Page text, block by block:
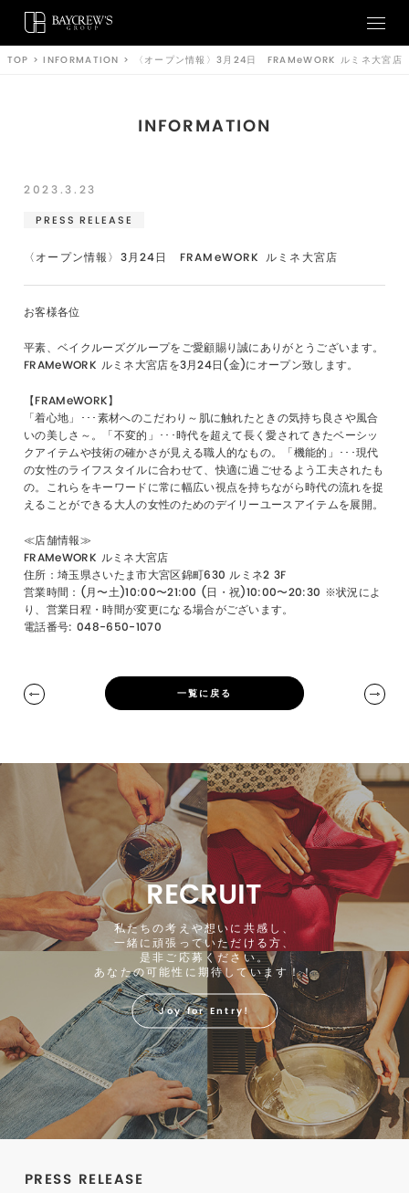
TOP >INFORMATION > 〈オープン情報〉3月24日 FRAMeWORK ⁡ルミネ大宮店
INFORMATION
2023.3.23
PRESS RELEASE
〈オープン情報〉3月24日 FRAMeWORK ⁡ルミネ大宮店
お客様各位
平素、ベイクルーズグループをご愛顧賜り誠にありがとうございます。
FRAMeWORK ⁡ルミネ大宮店を3月24日(金)にオープン致します。
【FRAMeWORK】
「着心地」･･･素材へのこだわり～肌に触れたときの気持ち良さや風合
いの美しさ～。「不変的」･･･時代を超えて長く愛されてきたベーシッ
クアイテムや技術の確かさが見える職人的なもの。「機能的」･･･現代
の女性のライフスタイルに合わせて、快適に過ごせるよう工夫されたも
の。これらをキーワードに常に幅広い視点を持ちながら時代の流れを捉
えることができる大人の女性のためのデイリーユースアイテムを展開。
≪店舗情報≫
FRAMeWORK ⁡ルミネ大宮店
住所：埼玉県さいたま市大宮区錦町630 ルミネ2 3F
営業時間：(月〜土)10:00〜21:00 (日・祝)10:00〜20:30 ※状況によ
り、営業日程・時間が変更になる場合がございます。
電話番号: 048-650-1070
一覧に戻る
RECRUIT
私たちの考えや想いに共感し、
一緒に頑張っていただける方、
是非ご応募ください。
あなたの可能性に期待しています！！
Joy for Entry!
PRESS RELEASE